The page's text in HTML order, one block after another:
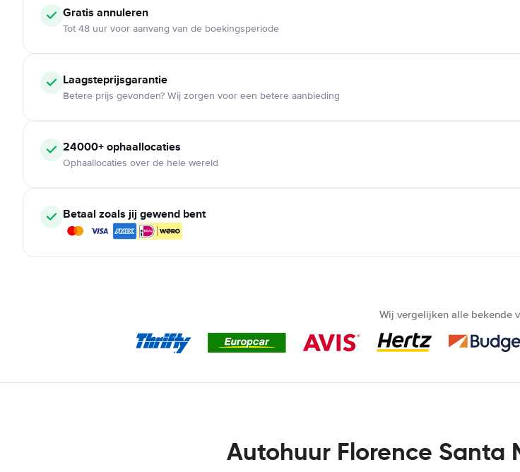
Gratis annuleren
Tot 48 uur voor aanvang van de boekingsperiode
Laagsteprijsgarantie
Betere prijs gevonden? Wij zorgen voor een betere aanbieding
24000+ ophaallocaties
Ophaallocaties over de hele wereld
Betaal zoals jij gewend bent
Wij vergelijken alle bekende
Autohuur Florence Santa